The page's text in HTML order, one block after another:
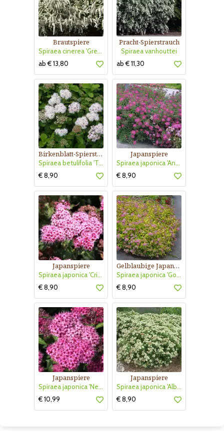
Brautspiere
Spiraea cinerea 'Grefsheim'
ab € 13,80
Pracht-Spierstrauch
Spiraea vanhouttei
ab € 11,30
Birkenblatt-Spierstrauch
Spiraea betulifolia 'Tor'
€ 8,90
Japanspiere
Spiraea japonica 'Anthony Waterer'
€ 8,90
Japanspiere
Spiraea japonica 'Crispa'
€ 8,90
Gelblaubige Japanspiere
Spiraea japonica 'Goldflame'
€ 8,90
Japanspiere
Spiraea japonica 'Neon Flash'
€ 10,99
Japanspiere
Spiraea japonica 'Albiflora'
€ 8,90